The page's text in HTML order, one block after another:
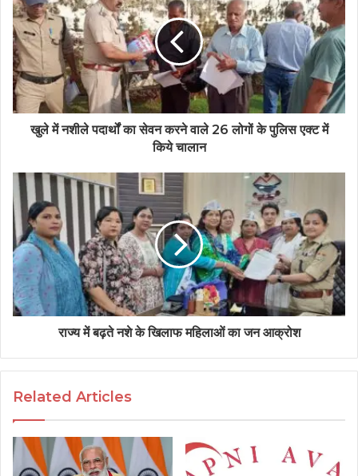
t
e
खुले में नशीले पदार्थों का सेवन करने वाले 26 लोगों के पुलिस एक्ट में
किये चालान
राज्य में बढ़ते नशे के खिलाफ महिलाओं का जन आक्रोश
Related Articles